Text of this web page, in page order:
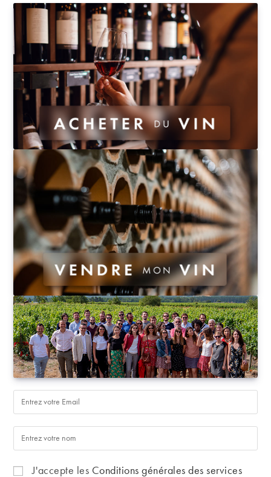
J'accepte les Conditions générales des services